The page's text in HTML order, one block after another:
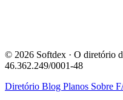
© 2026 Softdex · O diretório
46.362.249/0001-48
Diretório Blog Planos Sobre